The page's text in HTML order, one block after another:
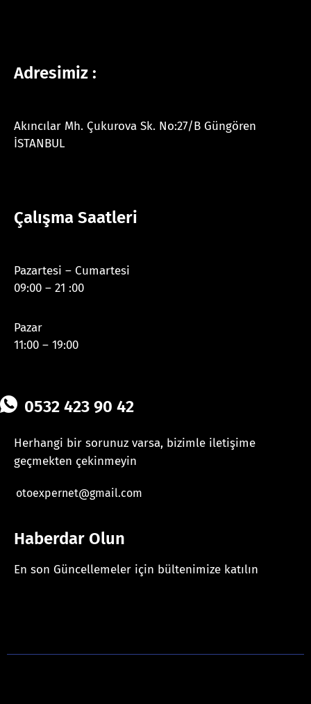
Adresimiz :
Akıncılar Mh. Çukurova Sk. No:27/B Güngören
İSTANBUL
Çalışma Saatleri
Pazartesi – Cumartesi
09:00 – 21 :00
Pazar
11:00 – 19:00
0532 423 90 42
Herhangi bir sorunuz varsa, bizimle iletişime
geçmekten çekinmeyin
otoexpernet@gmail.com
Haberdar Olun
En son Güncellemeler için bültenimize katılın